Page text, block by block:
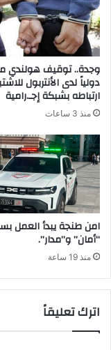
وجدة.. توقيف هولندي
دولياً لدى الأنتربول
ارتباطه بشبكة إجـ.رامية
منذ 3 ساعات
امن طنجة يبدأ العمل
“أمان” و”مدار”.
منذ 19 ساعة
اترك تعليقاً